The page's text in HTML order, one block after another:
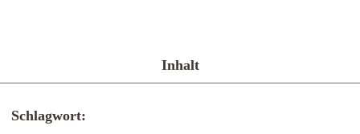
Inhalt
Schlagwort: